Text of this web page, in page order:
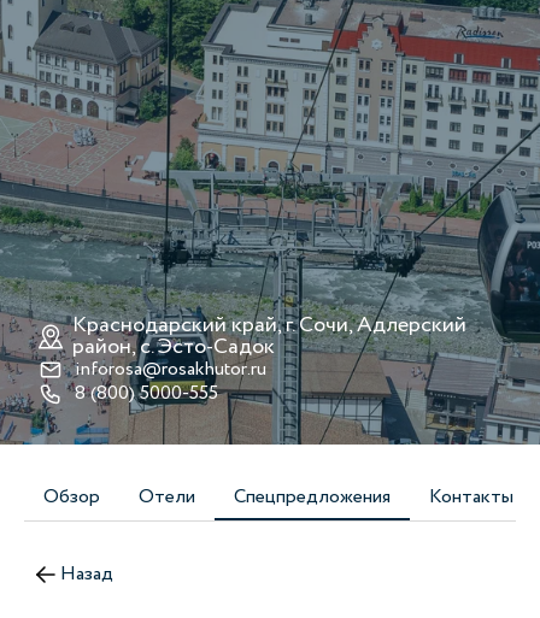
Краснодарский край, г. Сочи, Адлерский
район, с. Эсто-Cадок
inforosa@rosakhutor.ru
8 (800) 5000-555
Обзор Отели Спецпредложения Контакты
Назад